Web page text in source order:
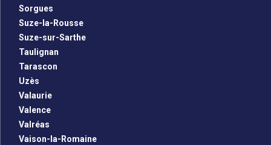
Sorgues
Suze-la-Rousse
Suze-sur-Sarthe
Taulignan
Tarascon
Uzès
Valaurie
Valence
Valréas
Vaison-la-Romaine